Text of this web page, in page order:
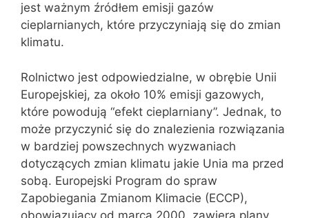
jest ważnym źródłem emisji gazów
cieplarnianych, które przyczyniają się do zmian
klimatu.
Rolnictwo jest odpowiedzialne, w obrębie Unii
Europejskiej, za około 10% emisji gazowych,
które powodują “efekt cieplarniany”. Jednak, to
może przyczynić się do znalezienia rozwiązania
w bardziej powszechnych wyzwaniach
dotyczących zmian klimatu jakie Unia ma przed
sobą. Europejski Program do spraw
Zapobiegania Zmianom Klimacie (ECCP),
obowiązujący od marca 2000, zawiera plany